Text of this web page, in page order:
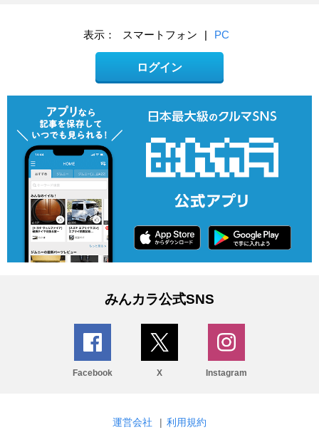
表示： スマートフォン | PC
ログイン
みんカラ公式SNS
Facebook X Instagram
運営会社 | 利用規約